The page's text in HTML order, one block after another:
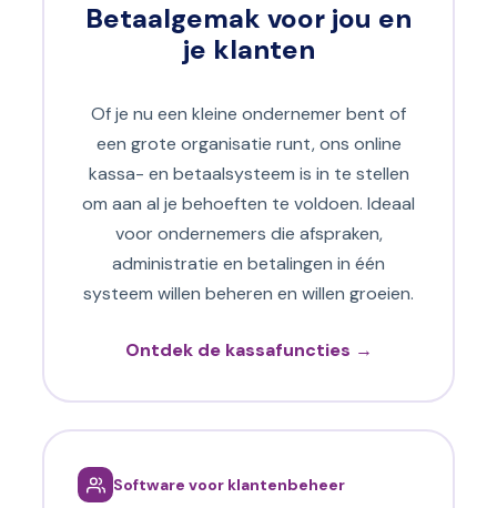
Betaalgemak voor jou en
je klanten
Of je nu een kleine ondernemer bent of
een grote organisatie runt, ons online
kassa- en betaalsysteem is in te stellen
om aan al je behoeften te voldoen. Ideaal
voor ondernemers die afspraken,
administratie en betalingen in één
systeem willen beheren en willen groeien.
Ontdek de kassafuncties →
Software voor klantenbeheer